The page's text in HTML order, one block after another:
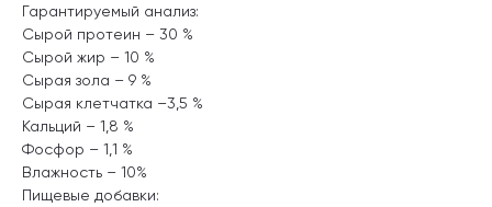
Гарантируемый анализ:
Сырой протеин – 30 %
Сырой жир – 10 %
Сырая зола – 9 %
Сырая клетчатка –3,5 %
Кальций – 1,8 %
Фосфор – 1,1 %
Влажность – 10%
Пищевые добавки: